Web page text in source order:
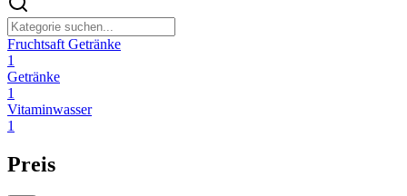
Fruchtsaft Getränke
1
Getränke
1
Vitaminwasser
1
Preis